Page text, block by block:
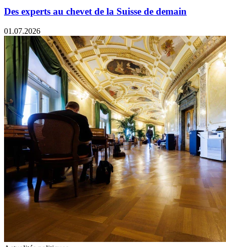
Des experts au chevet de la Suisse de demain
01.07.2026